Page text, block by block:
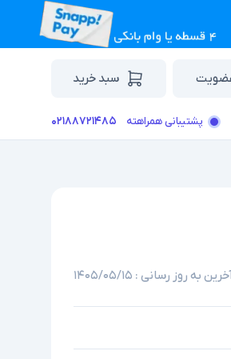
سبد خرید
پشتیبانی همراهته ۰۲۱۸۸۷۲۱۴۸۵
به روز رسانی : ۱۴۰۵/۰۵/۱۵